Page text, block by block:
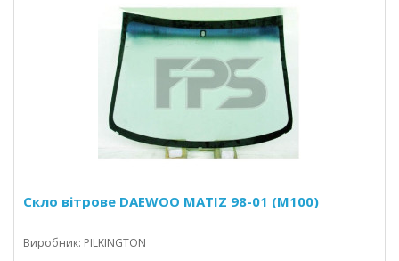
Скло вітрове DAEWOO MATIZ 98-01 (M100)
Виробник: PILKINGTON